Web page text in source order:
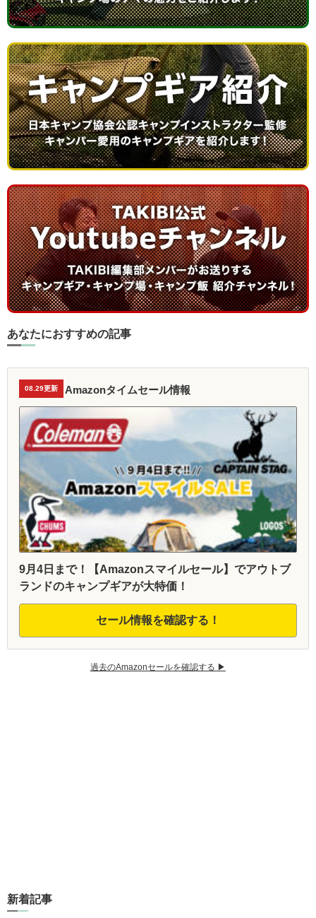
あなたにおすすめの記事
08.29更新 Amazonタイムセール情報
9月4日まで！【Amazonスマイルセール】でアウトブ
ランドのキャンプギアが大特価！
セール情報を確認する！
過去のAmazonセールを確認する ▶︎
新着記事